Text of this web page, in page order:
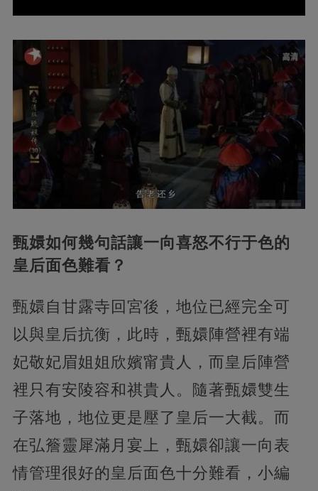
甄嬛如何幾句話讓一向喜怒不行于色的
皇后面色難看？
甄嬛自甘露寺回宮後，地位已經完全可
以與皇后抗衡，此時，甄嬛陣營裡有端
妃敬妃眉姐姐欣嬪甯貴人，而皇后陣營
裡只有安陵容和祺貴人。隨著甄嬛雙生
子落地，地位更是壓了皇后一大截。而
在弘簷靈犀滿月宴上，甄嬛卻讓一向表
情管理很好的皇后面色十分難看，小編